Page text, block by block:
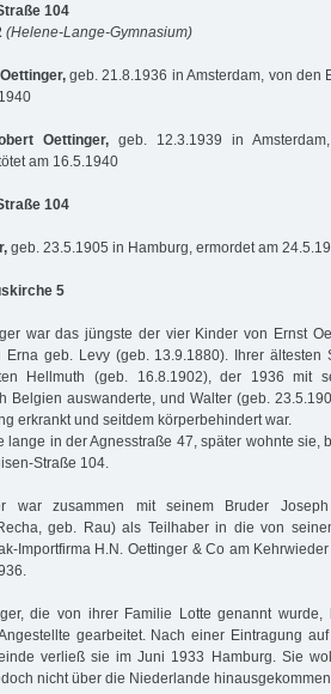
104
(Helene-Lange-Gymnasium)
geb. 21.8.1936 in Amsterdam, von den
Oettinger, geb. 12.3.1939 in
am 16.5.1940
104
geb. 23.5.1905 in Hamburg, ermordet am
5
war das jüngste der vier Kinder von Ernst
geb. Levy (geb. 13.9.1880). Ihrer ältesten
Hellmuth (geb. 16.8.1902), der 1936 mit
Belgien auswanderte, und Walter (geb.
erkrankt und seitdem körperbehindert war.
lange in der Agnesstraße 47, später wohnte sie,
Straße 104.
war zusammen mit seinem Bruder Joseph
geb. Rau) als Teilhaber in die von
Importfirma H.N. Oettinger & Co am
die von ihrer Familie Lotte genannt wurde,
gearbeitet. Nach einer Eintragung
verließ sie im Juni 1933 Hamburg. Sie
nicht über die Niederlande